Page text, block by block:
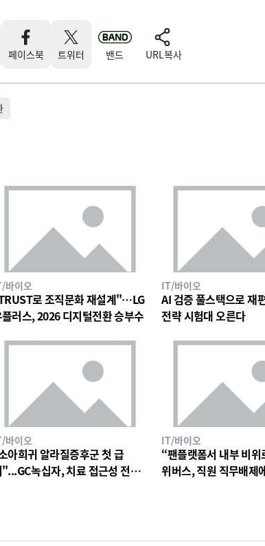
페이스북 트위터 밴드 URL복사
바이오
로 조직문화 재설계"…LG
러스, 2026 디지털전환 승부수
IT/바이오
AI 검증 풀스택으로 재
전략 시험대 오른다
바이오
아희귀 알라질증후군 첫 급
"...GC녹십자, 치료 접근성 전환
IT/바이오
“팬플랫폼서 내부 비
위버스, 직원 직무배제